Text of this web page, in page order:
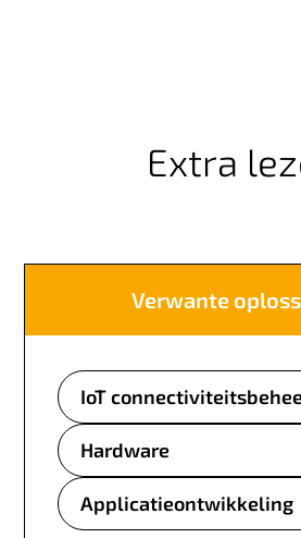
Extra
Verwante
IoT
Hardware
Applicatieontwikkeling